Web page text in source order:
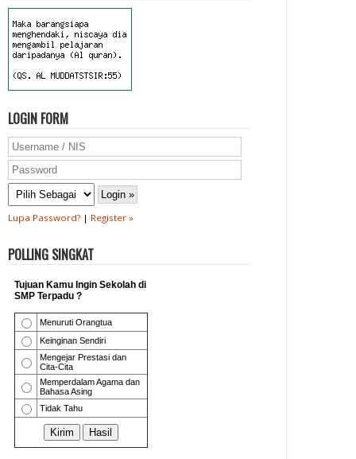
LOGIN FORM
Lupa Password? | Register »
POLLING SINGKAT